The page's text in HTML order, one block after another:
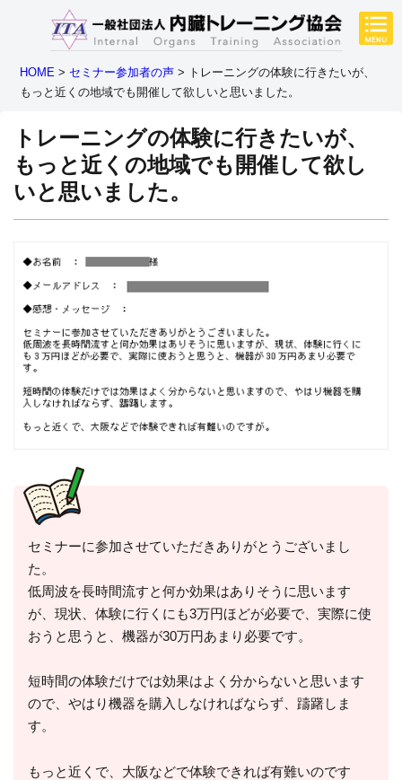
HOME > セミナー参加者の声 > トレーニングの体験に行きたいが、
もっと近くの地域でも開催して欲しいと思いました。
トレーニングの体験に行きたいが、
もっと近くの地域でも開催して欲し
いと思いました。
セミナーに参加させていただきありがとうございまし
た。
低周波を長時間流すと何か効果はありそうに思います
が、現状、体験に行くにも3万円ほどが必要で、実際に使
おうと思うと、機器が30万円あまり必要です。
短時間の体験だけでは効果はよく分からないと思います
ので、やはり機器を購入しなければならず、躊躇しま
す。
もっと近くで、大阪などで体験できれば有難いのです